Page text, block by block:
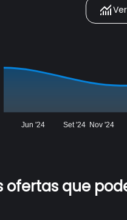
Jun '24 Set '24 Nov '24
ofertas que